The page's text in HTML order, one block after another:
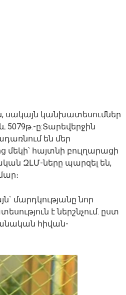
սակայն կանխատեսումներ
5079թ.-ը:Տարեվերջին
են մեր
հայտնի բուլղարացի
ԶԼՄ-ները պարզել են,
մարդկությանը նոր
է ներշնչում. ըստ
հիվան-